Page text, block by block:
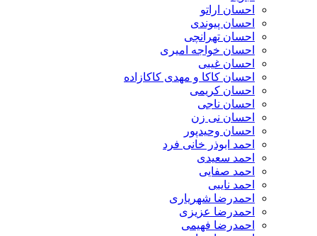
احسان اراتو
احسان پیوندی
احسان تهرانچی
احسان خواجه امیری
احسان غیبی
احسان کاکا و مهدی کاکازاده
احسان کریمی
احسان ناجی
احسان نی زن
احسان وحیدپور
احمد ابوذر خانی فرد
احمد سعیدی
احمد صفایی
احمد نایبی
احمدرضا شهریاری
احمدرضا عزیزی
احمدرضا فهیمی